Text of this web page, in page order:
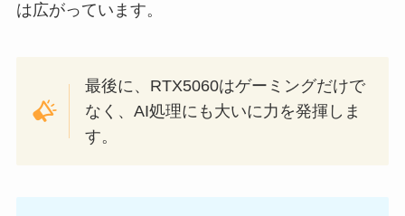
は広がっています。
最後に、RTX5060はゲーミングだけで
なく、AI処理にも大いに力を発揮しま
す。